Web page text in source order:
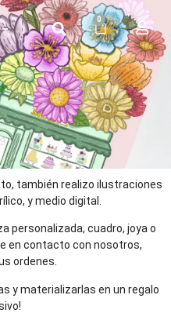
0
también realizo ilustraciones
y medio digital.
personalizada, cuadro, joya o
en contacto con nosotros,
ordenes.
y materializarlas en un regalo